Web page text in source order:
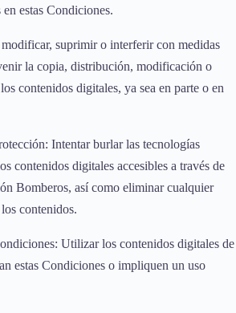
estas Condiciones.
suprimir o interferir con medidas
la copia, distribución, modificación o
contenidos digitales, ya sea en parte o en
Intentar burlar las tecnologías
contenidos digitales accesibles a través de
Bomberos, así como eliminar cualquier
contenidos.
Utilizar los contenidos digitales de
estas Condiciones o impliquen un uso